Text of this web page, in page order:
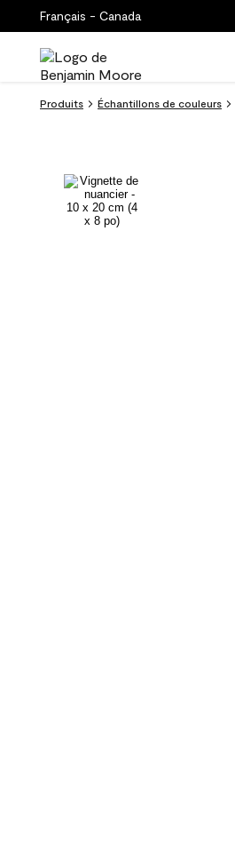
Français - Canada
Produits Échantillons de couleurs